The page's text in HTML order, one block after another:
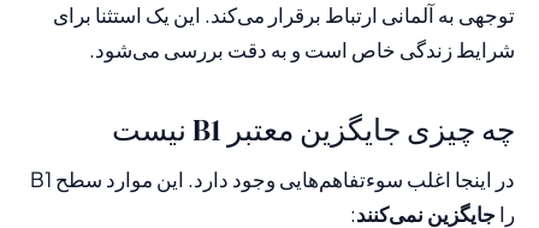
توجهی به آلمانی ارتباط برقرار می‌کند. این یک استثنا برای
شرایط زندگی خاص است و به دقت بررسی می‌شود.
چه چیزی جایگزین معتبر B1 نیست
در اینجا اغلب سوءتفاهم‌هایی وجود دارد. این موارد سطح B1
را جایگزین نمی‌کنند: